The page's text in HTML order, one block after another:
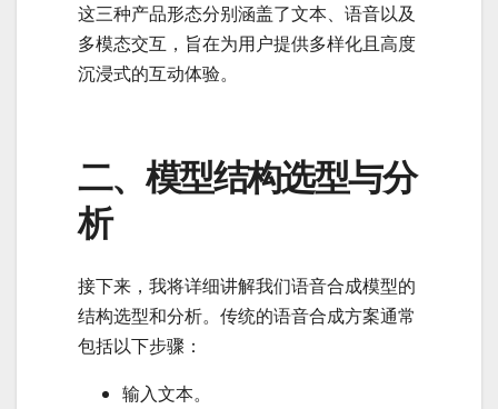
这三种产品形态分别涵盖了文本、语音以及
多模态交互，旨在为用户提供多样化且高度
沉浸式的互动体验。
二、模型结构选型与分
析
接下来，我将详细讲解我们语音合成模型的
结构选型和分析。传统的语音合成方案通常
包括以下步骤：
输入文本。